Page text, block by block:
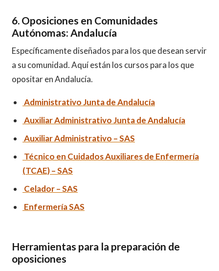
6. Oposiciones en Comunidades
Autónomas: Andalucía
Específicamente diseñados para los que desean servir
a su comunidad. Aquí están los cursos para los que
opositar en Andalucía.
Administrativo Junta de Andalucía
Auxiliar Administrativo Junta de Andalucía
Auxiliar Administrativo – SAS
Técnico en Cuidados Auxiliares de Enfermería
(TCAE) – SAS
Celador – SAS
Enfermería SAS
Herramientas para la preparación de
oposiciones